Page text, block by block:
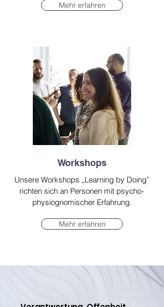
Mehr erfahren
Workshops
Unsere Workshops „Learning by Doing”
richten sich an Personen mit psycho-
physiognomischer Erfahrung.
Mehr erfahren